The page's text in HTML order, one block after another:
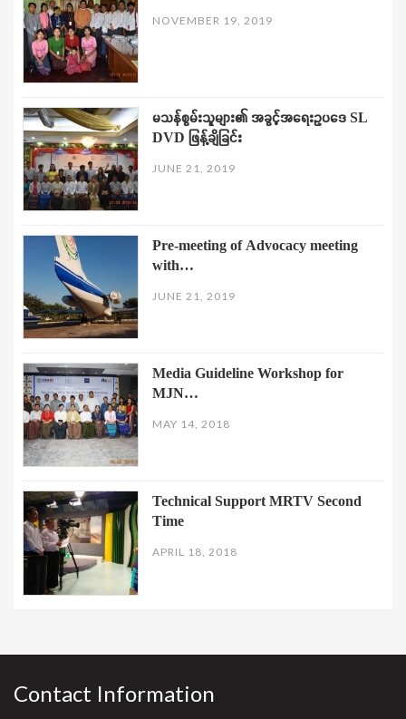
NOVEMBER 19, 2019
မသန်စွမ်းသူများ၏ အခွင့်အရေးဥပဒေ SL
DVD ဖြန့်ချိခြင်း
JUNE 21, 2019
Pre-meeting of Advocacy meeting
with…
JUNE 21, 2019
Media Guideline Workshop for
MJN…
MAY 14, 2018
Technical Support MRTV Second
Time
APRIL 18, 2018
Contact Information